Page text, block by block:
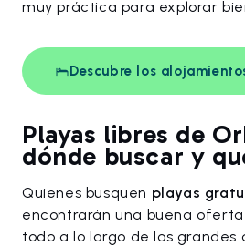
muy práctica para explorar
Descubre los
Playas libres de
dónde buscar y
Quienes busquen playas
encontrarán una buena oferta
todo a lo largo de los grandes